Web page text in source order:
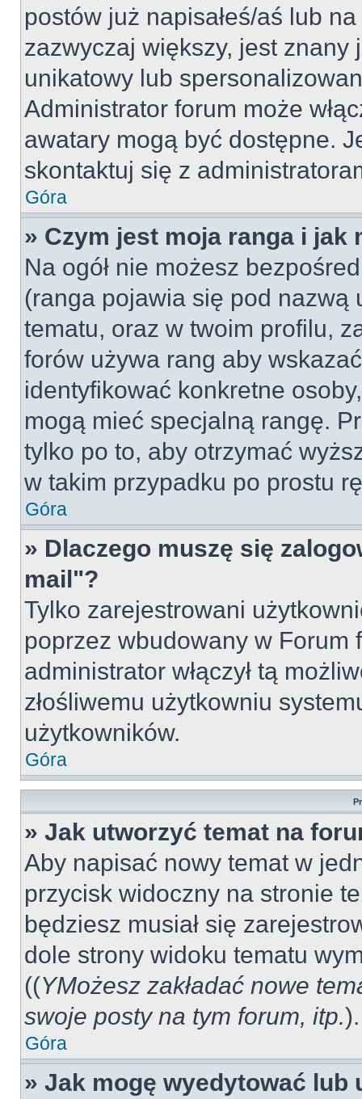
postów już napisałeś/aś lub
zazwyczaj większy, jest
unikatowy lub
Administrator forum może
awatary mogą być dostępne.
skontaktuj się z
Góra
» Czym jest moja ranga i jak
Na ogół nie możesz
(ranga pojawia się pod
tematu, oraz w twoim profilu,
forów używa rang aby
identyfikować konkretne
mogą mieć specjalną rangę.
tylko po to, aby otrzymać
w takim przypadku po prostu
Góra
» Dlaczego muszę się
mail"?
Tylko zarejestrowani
poprzez wbudowany w Forum
administrator włączył tą
złośliwemu użytkowniu
użytkowników.
Góra
» Jak utworzyć temat na
Aby napisać nowy temat w
przycisk widoczny na stronie
będziesz musiał się
dole strony widoku tematu
((YMożesz zakładać nowe
swoje posty na tym forum, itp.).
Góra
» Jak mogę wyedytować lub